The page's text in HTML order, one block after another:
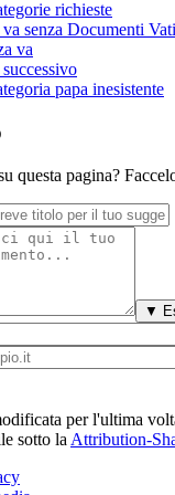
richieste
senza Documenti
va
papa inesistente
questa pagina?
▼
per l'ultima
sotto la Attribution-